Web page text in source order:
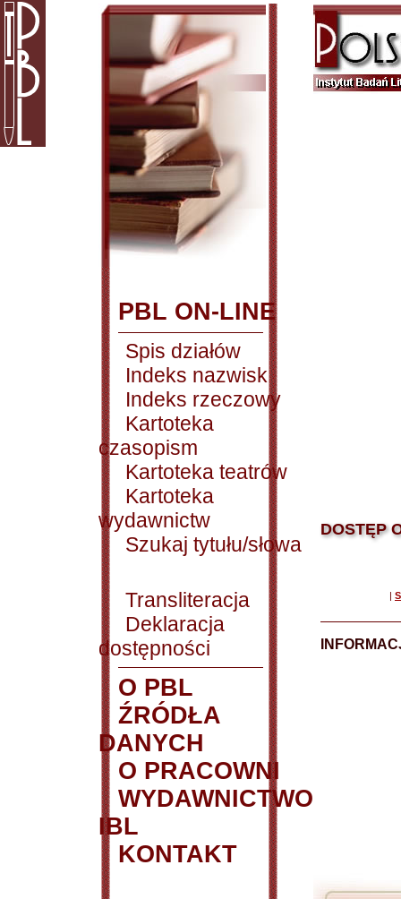
PBL ON-LINE
Spis działów
Indeks nazwisk
Indeks rzeczowy
Kartoteka
czasopism
Kartoteka teatrów
Kartoteka
wydawnictw
Szukaj tytułu/słowa
Transliteracja
Deklaracja
dostępności
O PBL
ŹRÓDŁA
DANYCH
O PRACOWNI
WYDAWNICTWO
IBL
KONTAKT
DOSTĘP
|